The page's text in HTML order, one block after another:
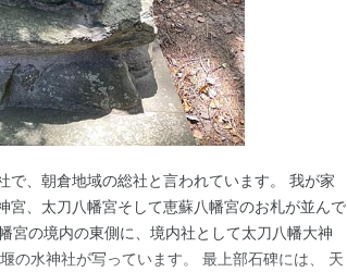
で、朝倉地域の総社と言われています。 我が家
宮、太刀八幡宮そして恵蘇八幡宮のお札が並んで
宮の境内の東側に、境内社として太刀八幡大神
の水神社が写っています。 最上部石碑には、 天